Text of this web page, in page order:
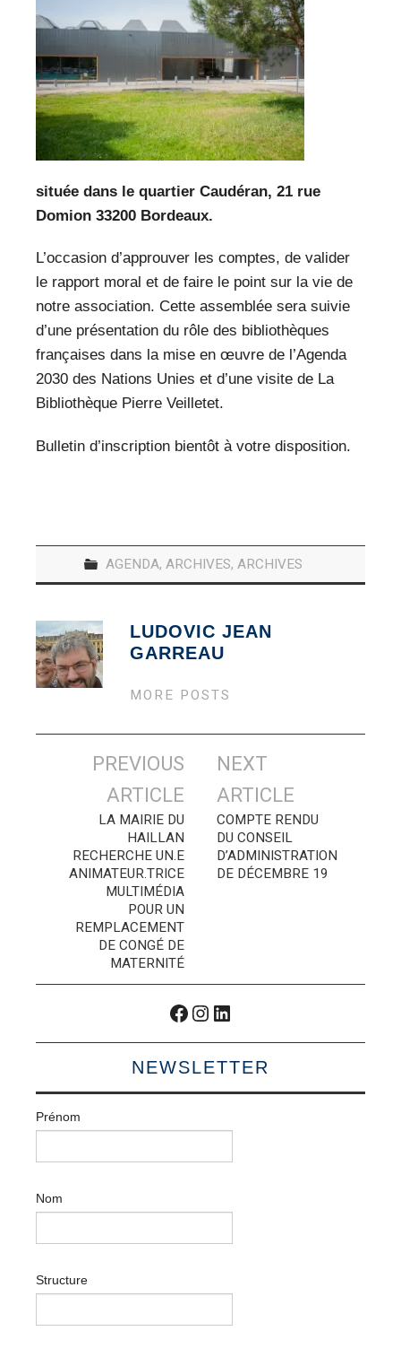
située dans le quartier Caudéran,21 rue
Domion 33200 Bordeaux.
L’occasion d’approuver les comptes, de valider
le rapport moral et de faire le point sur la vie de
notre association.Cette assemblée sera suivie
d’une présentation du rôle des bibliothèques
françaises dans la mise en œuvre de l’Agenda
2030 des Nations Unies et d’une visite de La
Bibliothèque Pierre Veilletet.
Bulletin d’inscription bientôt à votre disposition.
AGENDA, ARCHIVES, ARCHIVES
LUDOVIC JEAN
GARREAU
MORE POSTS
Navigation
articles
PREVIOUS
ARTICLE
LA MAIRIE DU
HAILLAN
RECHERCHE UN.E
ANIMATEUR.TRICE
MULTIMÉDIA
POUR UN
REMPLACEMENT
DE CONGÉ DE
MATERNITÉ
NEXT
ARTICLE
COMPTE RENDU
DU CONSEIL
D’ADMINISTRATION
DE DÉCEMBRE 19
Facebook
Instagram
LinkedIn
NEWSLETTER
Prénom
Nom
Structure